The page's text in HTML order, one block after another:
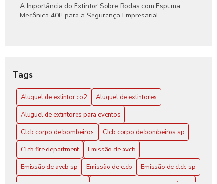
A Importância do Extintor Sobre Rodas com Espuma
Mecânica 40B para a Segurança Empresarial
para Garantir Proteção Efetiva
Aluguel de Extintores: Guia Completo para Garantir
Segurança e Conformidade em Seu Espaço
Clcb Corpo de Bombeiros SP: Conheça a Atuação
CLCB Corpo de Bombeiros SP: Conheça Mais
CLCB Corpo de Bombeiros SP: Tudo Sobre o Curso
Tags
Aluguel de extintor co2
Aluguel de extintores
Aluguel de extintores para eventos
Clcb corpo de bombeiros
Clcb corpo de bombeiros sp
Clcb fire department
Emissão de avcb
Emissão de avcb sp
Emissão de clcb
Emissão de clcb sp